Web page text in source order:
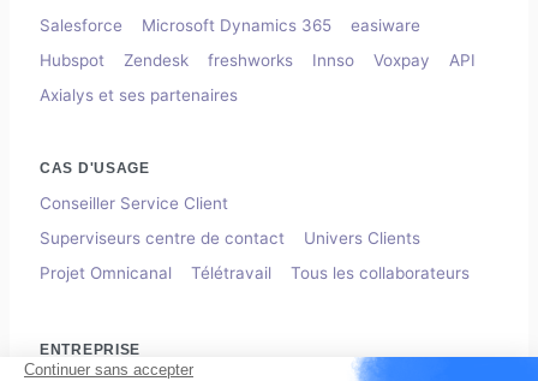
Salesforce Microsoft Dynamics 365
easiware
Hubspot
Zendesk freshworks Innso Voxpay
API
Axialys et ses partenaires
CAS D'USAGE
Conseiller Service Client
Superviseurs centre de contact
Univers Clients
Projet Omnicanal
Télétravail Tous les collaborateurs
ENTREPRISE